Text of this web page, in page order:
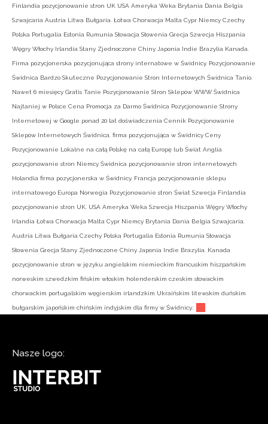
Finlandia pozycjonowanie stron UK USA Ameryka Weka Brytania Dania Belgia
Szwajcaria Austria Litwa Bułgaria. Łotwa Chorwacja Malta Cypr Niemcy Czechy
Polska Portugalia Estonia Rumunia Słowacja Słowenia Grecja Szwecja Hiszpania
Węgry Włochy Irlandia Stany Zjednoczone Chiny Japonia Indie Brazylia Kanada.
Firma pozycjonerska pozycjonująca strony internatowe w Świdnicy. Pozycjonowanie
Świdnica Bardzo Skuteczne Pozycjonowanie Stron Internetowych Świdnica Tanio.
Nawet 6 miesięcy Gratis Tanie Pozycjonowanie Stron Sklepów WWW Świdnica
Najtaniej w Polsce Cena Promocja za Darmo Świdnica Pozycjonowanie Strony
Internetowej w Google ponad 20 lat doświadczenia Cennik Pozycjonowanie
Sklepów Internetowych Świdnica. firma pozycjonująca w Świdnicy Ceny
Pozycjonowanie Lokalne na całą Polskę na całą Europę lub Świat Anglia
pozycjonowanie stron Niemcy Świdnica pozycjonowanie stron internetowych
Holandia firma pozycjonerska w Świdnicy. Francja pozycjonowanie sklepu
internatowego Europa Norwegia Pozycjonowanie stron Świat Szwecja Finlandia
pozycjonowanie stron UK. USA Ameryka Weka Szwecja Hiszpania Węgry Włochy
Irlandia Łotwa Chorwacja Malta Cypr Niemcy Brytania Dania Belgia Szwajcaria.
Austria Litwa Bułgaria Czechy Polska Portugalia Estonia Rumunia Słowacja
Słowenia Grecja Stany Zjednoczone Chiny Japonia Indie Brazylia. Kanada
pozycjonowanie stron w języku angielskim niemieckim francuskim hiszpańskim
norweskim szwedzkim fińskim włoskim holenderskim czeskim słowackim
chorwackim portugalskim węgierskim irlandzkim Ukraińskim litewskim duńskim
bułgarskim japońskim chińskim indyjskim dla firmy w Świdnicy.:
Nasze logo: